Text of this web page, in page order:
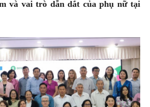
và vai trò dẫn dắt của phụ nữ tại